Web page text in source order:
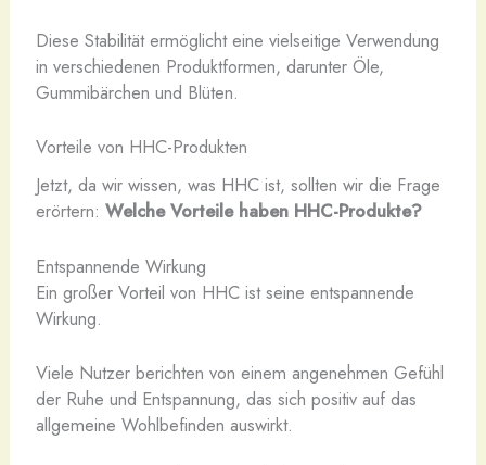
Diese Stabilität ermöglicht eine vielseitige Verwendung
in verschiedenen Produktformen, darunter Öle,
Gummibärchen und Blüten.
Vorteile von HHC-Produkten
Jetzt, da wir wissen, was HHC ist, sollten wir die Frage
erörtern: Welche Vorteile haben HHC-Produkte?
Entspannende Wirkung
Ein großer Vorteil von HHC ist seine entspannende
Wirkung.
Viele Nutzer berichten von einem angenehmen Gefühl
der Ruhe und Entspannung, das sich positiv auf das
allgemeine Wohlbefinden auswirkt.